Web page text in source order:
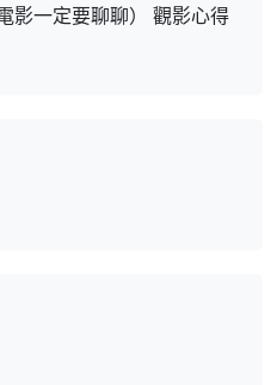
影一定要聊聊） 觀影心得